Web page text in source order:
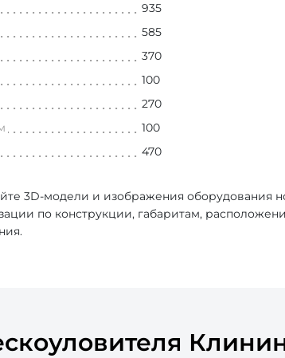
935
585
370
100
270
100
470
3D-модели и изображения оборудования
по конструкции, габаритам,